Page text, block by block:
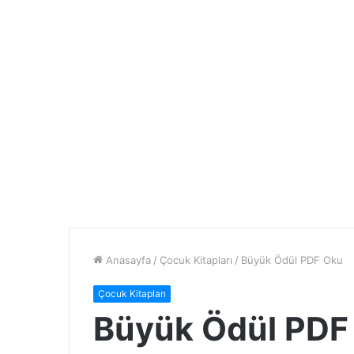
Anasayfa / Çocuk Kitapları / Büyük Ödül PDF Oku
Çocuk Kitapları
Büyük Ödül